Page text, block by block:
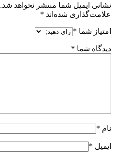
نشانی ایمیل شما منتشر نخواهد شد.
علامت‌گذاری شده‌اند *
امتیاز شما *
دیدگاه شما *
نام *
ایمیل *